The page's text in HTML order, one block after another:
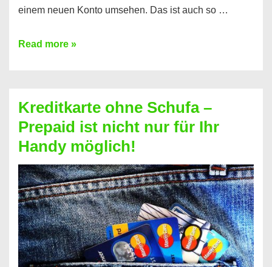
einem neuen Konto umsehen. Das ist auch so …
Konto
Neueröffnung
trotz
Schufaeintrag
möglich
Read more »
Kreditkarte ohne Schufa –
Prepaid ist nicht nur für Ihr
Handy möglich!